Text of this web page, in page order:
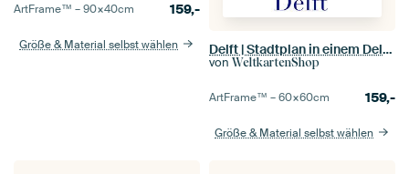
ArtFrame™ –90×40cm 159,-
Größe & Material selbst wählen Delft | Stadtplan in einem Delfter Blau im Herzen von Aquarell
von WeltkartenShop
ArtFrame™ –60×60cm 159,-
Größe & Material selbst wählen